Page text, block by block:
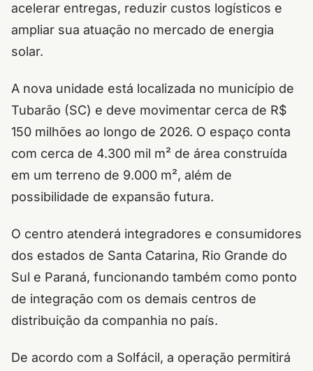
acelerar entregas, reduzir custos logísticos e
ampliar sua atuação no mercado de energia
solar.
A nova unidade está localizada no município de
Tubarão (SC) e deve movimentar cerca de R$
150 milhões ao longo de 2026. O espaço conta
com cerca de 4.300 mil m² de área construída
em um terreno de 9.000 m², além de
possibilidade de expansão futura.
O centro atenderá integradores e consumidores
dos estados de Santa Catarina, Rio Grande do
Sul e Paraná, funcionando também como ponto
de integração com os demais centros de
distribuição da companhia no país.
De acordo com a Solfácil, a operação permitirá